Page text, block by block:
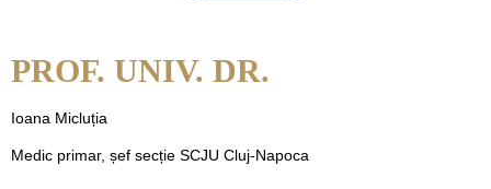
PROF. UNIV. DR.
Ioana Micluția
Medic primar, șef secție SCJU Cluj-Napoca